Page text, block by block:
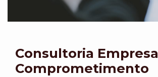
Consultoria
Comprometimento